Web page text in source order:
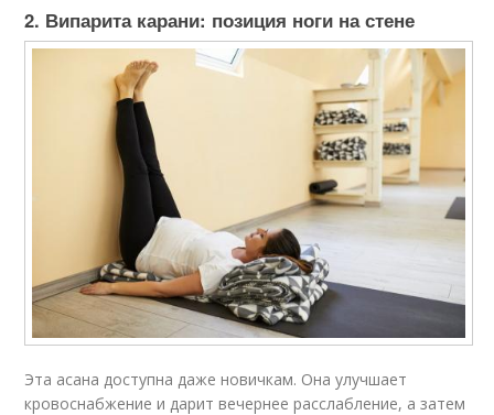
2. Випарита карани: позиция ноги на стене
Эта асана доступна даже новичкам. Она улучшает
кровоснабжение и дарит вечернее расслабление, а затем